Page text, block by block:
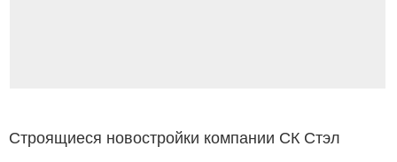
Строящиеся новостройки компании СК Стэл